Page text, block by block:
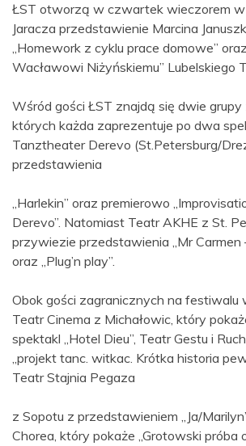
ŁST otworzą w czwartek wieczorem w
Jaracza przedstawienie Marcina
„Homework z cyklu prace domowe”
Wacławowi Niżyńskiemu” Lubelskiego
Wśród gości ŁST znajdą się dwie grupy
których każda zaprezentuje po dwa
Tanztheater Derevo (St.Petersburg/
przedstawienia
„Harlekin” oraz premierowo
Derevo”. Natomiast Teatr AKHE z St.
przywiezie przedstawienia „Mr Carmen
oraz „Plug’n play”.
Obok gości zagranicznych na festiwalu
Teatr Cinema z Michałowic, który
spektakl „Hotel Dieu”, Teatr Gestu i
„projekt tanc. witkac. Krótka historia
Teatr Stajnia Pegaza
z Sopotu z przedstawieniem „Ja/
Chorea, który pokaże „Grotowski próba